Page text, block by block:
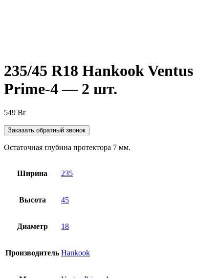
235/45 R18 Hankook Ventus
Prime-4 — 2 шт.
549 Br
Заказать обратный звонок
Остаточная глубина протектора 7 мм.
Ширина 235
Высота 45
Диаметр 18
Производитель Hankook